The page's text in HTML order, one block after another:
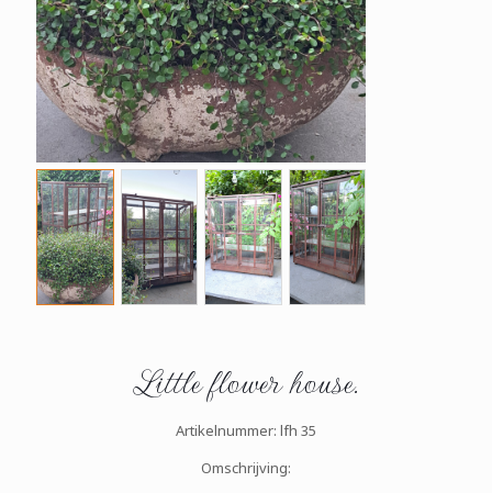
Little flower house.
Artikelnummer: lfh 35
Omschrijving: